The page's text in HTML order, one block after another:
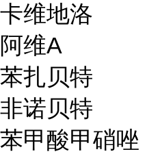
卡维地洛
阿维A
苯扎贝特
非诺贝特
苯甲酸甲硝唑